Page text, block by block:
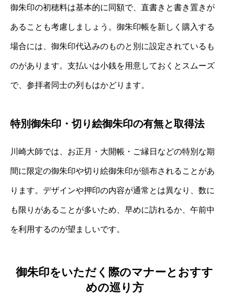
御朱印の初穂料は基本的に同額で、直書きと書き置きが
あることも考慮しましょう。御朱印帳を新しく購入する
場合には、御朱印代込みのものと別に設定されているも
のがあります。支払いは小銭を用意しておくとスムーズ
で、参拝者同士の列もはかどります。
特別御朱印・切り絵御朱印の有無と取得法
川崎大師では、お正月・大開帳・ご縁日などの特別な期
間に限定の御朱印や切り絵御朱印が頒布されることがあ
ります。デザインや押印の内容が通常とは異なり、数に
も限りがあることが多いため、早めに訪れるか、午前中
を利用するのが望ましいです。
御朱印をいただく際のマナーとおすす
めの巡り方